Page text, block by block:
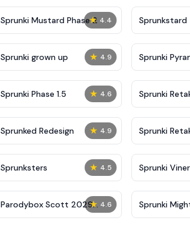
★ 4.4
Sprunki Mustard Phase 2 Sprunkstard
★ 4.9
Sprunki grown up Sprunki
★ 4.6
Sprunki Phase 1.5 Sprunki
★ 4.9
Sprunked Redesign Sprunki
★ 4.5
Sprunksters Sprunki
★ 4.6
Parodybox Scott 2029
Edition
Sprunki